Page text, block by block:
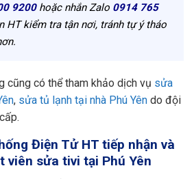
9200hoặc nhắn Zalo 0914 765
HT kiểm tra tận nơi, tránh tự ý tháo
cũng có thể tham khảo dịch vụ sửa
, sửa tủ lạnh tại nhà Phú Yên do đội
Điện Tử HT tiếp nhận và
viên sửa tivi tại Phú Yên